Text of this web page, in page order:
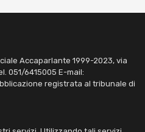
Accaparlante 1999-2023, via
051/6415005 E-mail:
registrata al tribunale di